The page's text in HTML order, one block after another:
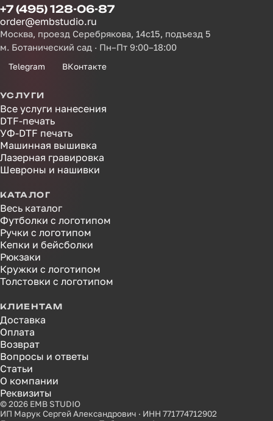
+7 (495) 128-06-87
order@embstudio.ru
Москва, проезд Серебрякова, 14с15, подъезд 5
м. Ботанический сад · Пн–Пт 9:00–18:00
Telegram ВКонтакте
УСЛУГИ
Все услуги нанесения
DTF-печать
УФ-DTF печать
Машинная вышивка
Лазерная гравировка
Шевроны и нашивки
КАТАЛОГ
Весь каталог
Футболки с логотипом
Ручки с логотипом
Кепки и бейсболки
Рюкзаки
Кружки с логотипом
Толстовки с логотипом
КЛИЕНТАМ
Доставка
Оплата
Возврат
Вопросы и ответы
Статьи
О компании
Реквизиты
© 2026 EMB STUDIO
ИП Марук Сергей Александрович · ИНН 771774712902